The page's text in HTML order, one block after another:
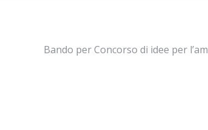
Bando per Concorso di idee per